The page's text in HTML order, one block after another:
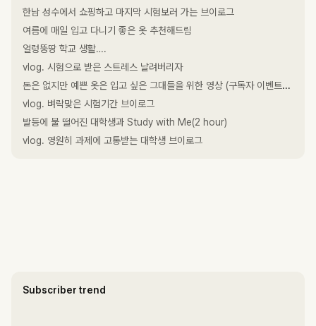
한남 성수에서 쇼핑하고 마지막 시험보러 가는 브이로그
여름에 매일 입고 다니기 좋은 옷 추천해드림
얼렁뚱땅 학교 생활….
vlog. 시험으로 받은 스트레스 날려버리자
돈은 없지만 예쁜 옷은 입고 싶은 그대들을 위한 영상 (구독자 이벤트도 있어요 . . )
vlog. 벼락맞은 시험기간 브이로그
발등에 불 떨어진 대학생과 Study with Me(2 hour)
vlog. 영원히 과제에 고통받는 대학생 브이로그
Subscriber trend